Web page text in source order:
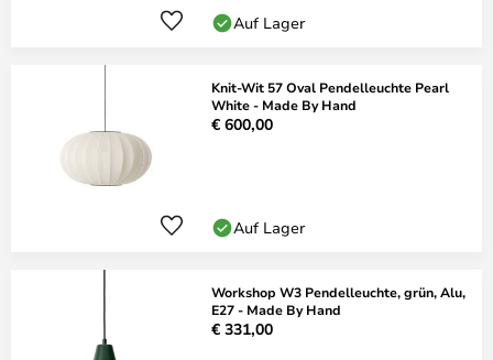
Auf Lager
Knit-Wit 57 Oval Pendelleuchte Pearl
White - Made By Hand
€ 600,00
Auf Lager
Workshop W3 Pendelleuchte, grün, Alu,
E27 - Made By Hand
€ 331,00